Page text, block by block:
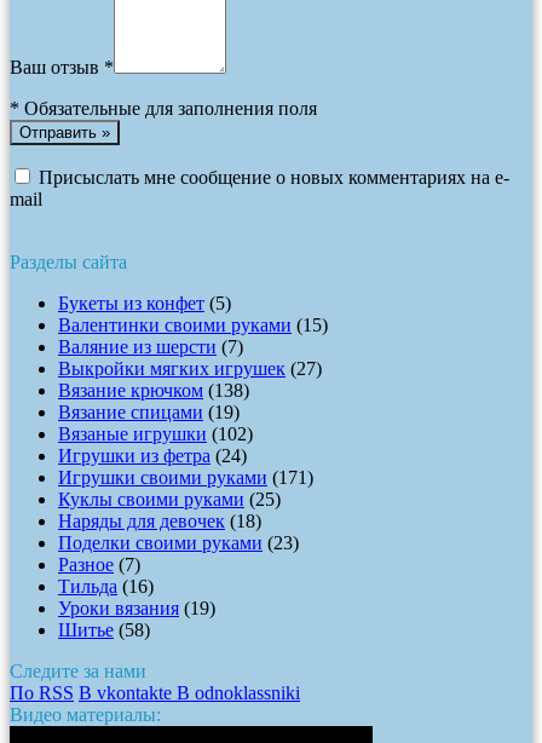
Ваш отзыв *
* Обязательные для заполнения поля
Присыслать мне сообщение о новых комментариях на e-
mail
Разделы сайта
Букеты из конфет (5)
Валентинки своими руками (15)
Валяние из шерсти (7)
Выкройки мягких игрушек (27)
Вязание крючком (138)
Вязание спицами (19)
Вязаные игрушки (102)
Игрушки из фетра (24)
Игрушки своими руками (171)
Куклы своими руками (25)
Наряды для девочек (18)
Поделки своими руками (23)
Разное (7)
Тильда (16)
Уроки вязания (19)
Шитье (58)
Следите за нами
По RSS В vkontakte В odnoklassniki
Видео материалы: